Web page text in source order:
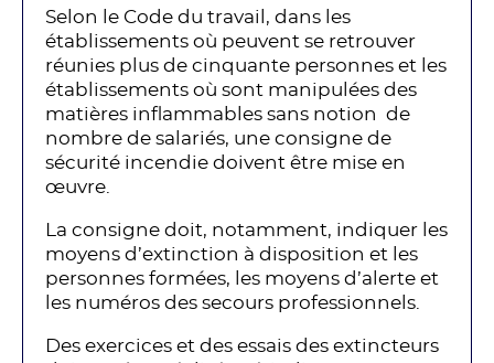
Selon le Code du travail, dans les
établissements où peuvent se retrouver
réunies plus de cinquante personnes et les
établissements où sont manipulées des
matières inflammables sans notion de
nombre de salariés, une consigne de
sécurité incendie doivent être mise en
œuvre.
La consigne doit, notamment, indiquer les
moyens d’extinction à disposition et les
personnes formées, les moyens d’alerte et
les numéros des secours professionnels.
Des exercices et des essais des extincteurs